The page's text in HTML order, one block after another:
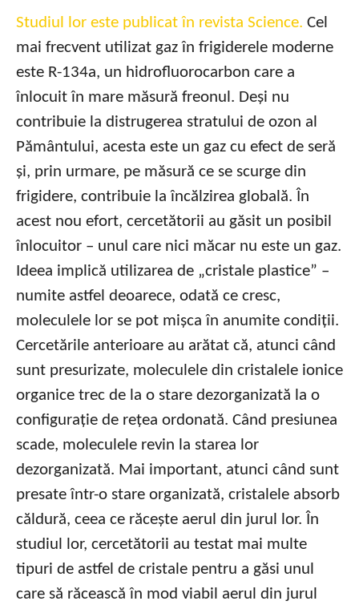
Studiul lor este publicat în revista Science. Cel
mai frecvent utilizat gaz în frigiderele moderne
este R-134a, un hidrofluorocarbon care a
înlocuit în mare măsură freonul. Deși nu
contribuie la distrugerea stratului de ozon al
Pământului, acesta este un gaz cu efect de seră
și, prin urmare, pe măsură ce se scurge din
frigidere, contribuie la încălzirea globală. În
acest nou efort, cercetătorii au găsit un posibil
înlocuitor – unul care nici măcar nu este un gaz.
Ideea implică utilizarea de „cristale plastice” –
numite astfel deoarece, odată ce cresc,
moleculele lor se pot mișca în anumite condiții.
Cercetările anterioare au arătat că, atunci când
sunt presurizate, moleculele din cristalele ionice
organice trec de la o stare dezorganizată la o
configurație de rețea ordonată. Când presiunea
scade, moleculele revin la starea lor
dezorganizată. Mai important, atunci când sunt
presate într-o stare organizată, cristalele absorb
căldură, ceea ce răcește aerul din jurul lor. În
studiul lor, cercetătorii au testat mai multe
tipuri de astfel de cristale pentru a găsi unul
care să răcească în mod viabil aerul din jurul